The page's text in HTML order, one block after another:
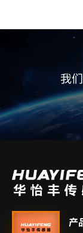
我
产